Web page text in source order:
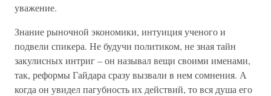
уважение.
Знание рыночной экономики, интуиция ученого и
подвели спикера. Не будучи политиком, не зная тайн
закулисных интриг – он называл вещи своими именами,
так, реформы Гайдара сразу вызвали в нем сомнения. А
когда он увидел пагубность их действий, то вся душа его